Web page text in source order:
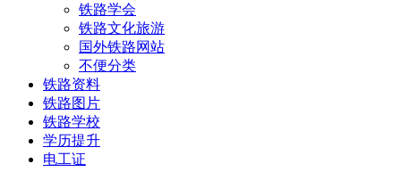
铁路学会
铁路文化旅游
国外铁路网站
不便分类
铁路资料
铁路图片
铁路学校
学历提升
电工证